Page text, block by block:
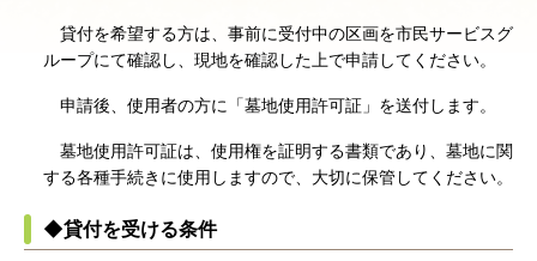
貸付を希望する方は、事前に受付中の区画を市民サービスグ
ループにて確認し、現地を確認した上で申請してください。
申請後、使用者の方に「墓地使用許可証」を送付します。
墓地使用許可証は、使用権を証明する書類であり、墓地に関
する各種手続きに使用しますので、大切に保管してください。
◆貸付を受ける条件